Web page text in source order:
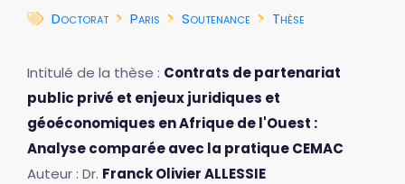
Doctorat Paris Soutenance Thèse
Intitulé de la thèse : Contrats de partenariat
public privé et enjeux juridiques et
géoéconomiques en Afrique de l'Ouest :
Analyse comparée avec la pratique CEMAC
Auteur : Dr. Franck Olivier ALLESSIE